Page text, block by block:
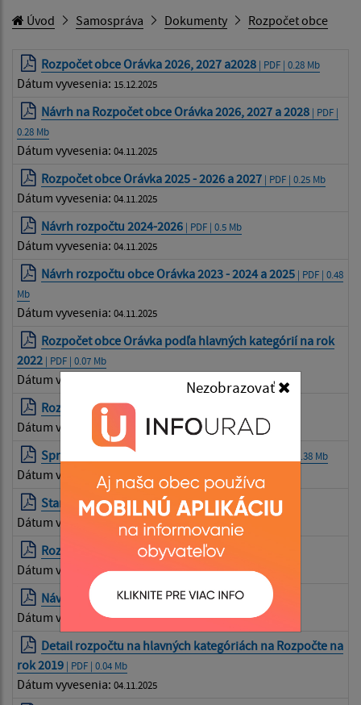
Nezobrazovať
Úvod Samospráva Dokumenty Rozpočet obce
Rozpočet obce Orávka 2026, 2027 a2028 | PDF | 0.28 Mb
Dátum vyvesenia: 15.12.2025
Návrh na Rozpočet obce Orávka 2026, 2027 a 2028 | PDF |
0.28 Mb
Dátum vyvesenia: 04.11.2025
Rozpočet obce Orávka 2025 - 2026 a 2027 | PDF | 0.25 Mb
Dátum vyvesenia: 04.11.2025
Návrh rozpočtu 2024-2026 | PDF | 0.5 Mb
Dátum vyvesenia: 04.11.2025
Návrh rozpočtu obce Orávka 2023 - 2024 a 2025 | PDF | 0.48
Mb
Dátum vyvesenia: 04.11.2025
Rozpočet obce Orávka podľa hlavných kategórií na rok
2022 | PDF | 0.07 Mb
Dátum vyvesenia:
Rozpočet 2021 | PDF | 0.32 Mb
Dátum vyvesenia: 04.11.2025
Správa HK o kontrole rozpočtu obce 2020 | PDF | 0.38 Mb
Dátum vyvesenia: 04.11.2025
Stanovisko HK k rozpočtu 2021| PDF | 0.2 Mb
Dátum vyvesenia: 04.11.2025
Rozpočet 2020 - 2022| PDF | 0.22 Mb
Dátum vyvesenia:04.11.2025
Návrh rozpočtu 2020 - 2022 Eko| PDF | 0.22 Mb
Dátum vyvesenia:04.11.2025
Detail rozpočtu na hlavných kategóriách na Rozpočte na
rok 2019 | PDF | 0.04 Mb
Dátum vyvesenia: 04.11.2025